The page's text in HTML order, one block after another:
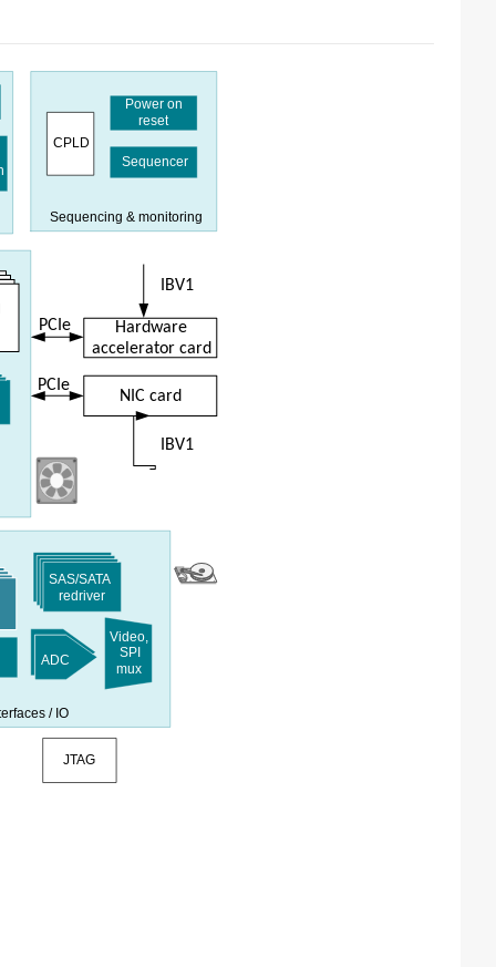
Hardware
accelerator card
NIC card
IBV1
PCIe
PCIe
IBV1
JTAG
/ IO
Video,
SPI
mux
SAS/SATA
redriver
ADC
Sequencing & monitoring
Power on
reset
Sequencer
CPLD